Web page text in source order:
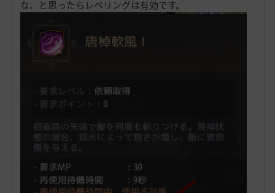
な、と思ったらレベリングは有効です。